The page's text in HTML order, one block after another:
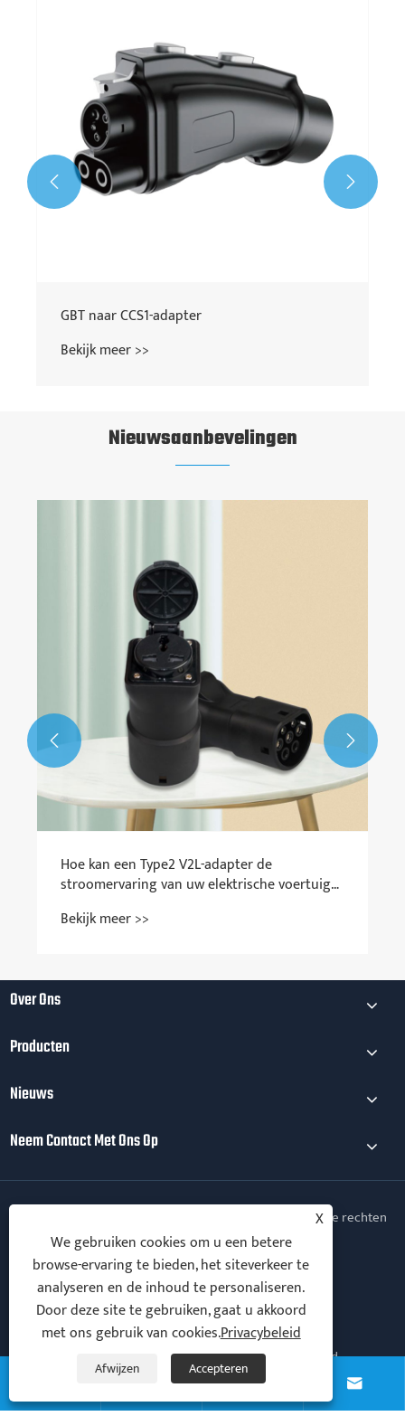
GBT naar CCS1-adapter
Bekijk meer >>
 
Nieuwsaanbevelingen
Hoe kan een Type2 V2L-adapter de
stroomervaring van uw elektrische voertuig
Bekijk meer >>
 
Over Ons
Producten
Nieuws
Neem Contact Met Ons Op
Copyright © 2025 Ningbo Vanton EV Charger Co., Ltd. Alle rechten
voorbehouden.
Follow Us
RSS XML Privacybeleid
 
X
We gebruiken cookies om u een betere
browse-ervaring te bieden, het siteverkeer te
analyseren en de inhoud te personaliseren.
Door deze site te gebruiken, gaat u akkoord
met ons gebruik van cookies.Privacybeleid
Afwijzen Accepteren